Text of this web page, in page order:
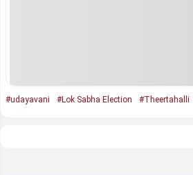
#udayavani #Lok Sabha Election #Theertahalli